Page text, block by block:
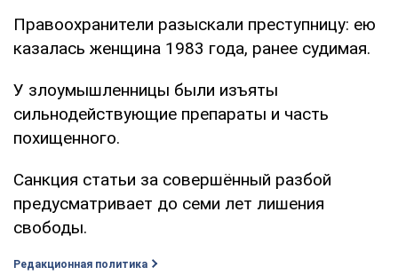
Правоохранители разыскали преступницу: ею
казалась женщина 1983 года, ранее судимая.
У злоумышленницы были изъяты
сильнодействующие препараты и часть
похищенного.
Санкция статьи за совершённый разбой
предусматривает до семи лет лишения
свободы.
Редакционная политика